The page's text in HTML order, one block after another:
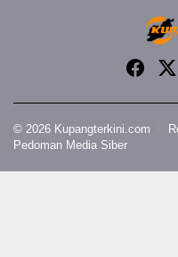
© 2026 Kupangterkini.com
Pedoman Media Siber